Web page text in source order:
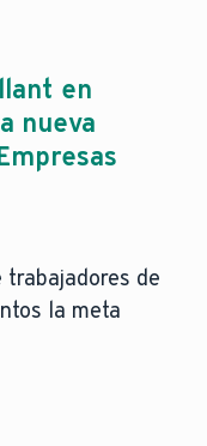
en
nueva
trabajadores de
la meta